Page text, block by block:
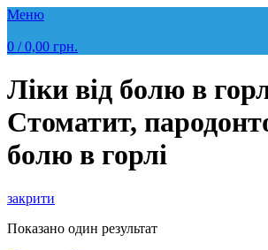
Меню
0 / 0,00 грн.
Ліки від болю в
Стоматит,
болю в горлі
закрити
Показано один результат